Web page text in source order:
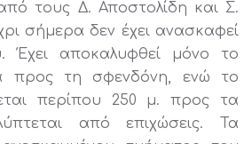
τους Δ. Αποστολίδη και Σ.
σήμερα δεν έχει ανασκαφεί
Έχει αποκαλυφθεί μόνο το
προς τη σφενδόνη, ενώ το
περίπου 250 μ. προς τα
από επιχώσεις. Τα